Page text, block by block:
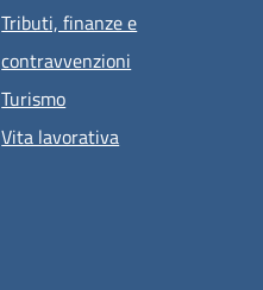
Tributi, finanze e
contravvenzioni
Turismo
Vita lavorativa